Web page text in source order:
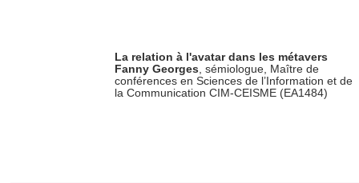
La relation à l'avatar dans les métavers
Fanny Georges, sémiologue, Maître de
conférences en Sciences de l’Information et de
la Communication CIM-CEISME (EA1484)